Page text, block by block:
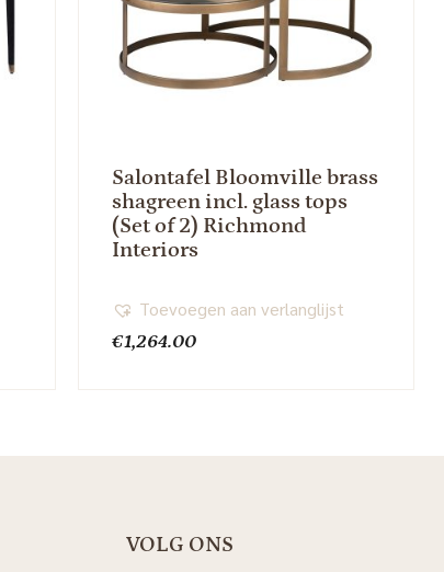
Salontafel Bloomville brass
shagreen incl. glass tops
(Set of 2) Richmond
Interiors
€1,264.00
Toevoegen aan verlanglijst
VOLG ONS